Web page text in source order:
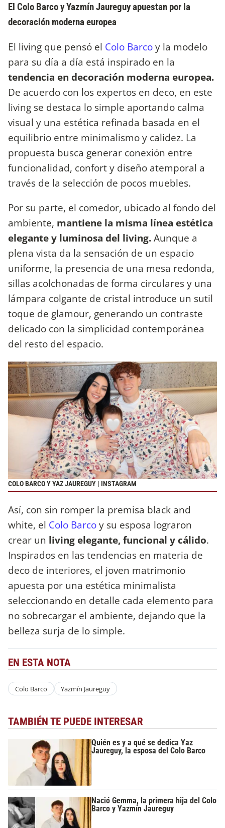
El Colo Barco y Yazmín Jaureguy apuestan por la
decoración moderna europea
El living que pensó el Colo Barcoy la modelo
para su día a día está inspirado en la
tendencia en decoración moderna europea.
De acuerdo con los expertos en deco, en este
living se destaca lo simple aportando calma
visual y una estética refinada basada en el
equilibrio entre minimalismo y calidez. La
propuesta busca generar conexión entre
funcionalidad, confort y diseño atemporal a
través de la selección de pocos muebles.
Por su parte, el comedor, ubicado al fondo del
ambiente, mantiene la misma línea estética
elegante y luminosa del living.Aunque a
plena vista da la sensación de un espacio
uniforme, la presencia de una mesa redonda,
sillas acolchonadas de forma circulares y una
lámpara colgante de cristal introduce un sutil
toque de glamour, generando un contraste
delicado con la simplicidad contemporánea
del resto del espacio.
COLO BARCO Y YAZ JAUREGUY | INSTAGRAM
Así, con sin romper la premisa black and
white, el Colo Barcoy su esposa lograron
crear un living elegante, funcional y cálido.
Inspirados en las tendencias en materia de
deco de interiores, el joven matrimonio
apuesta por una estética minimalista
seleccionando en detalle cada elemento para
no sobrecargar el ambiente, dejando que la
belleza surja de lo simple.
EN ESTA NOTA
Colo Barco Yazmín Jaureguy
TAMBIÉN TE PUEDE INTERESAR
Quién es y a qué se dedica Yaz
Jaureguy, la esposa del Colo Barco
Nació Gemma, la primera hija del Colo
Barco y Yazmín Jaureguy